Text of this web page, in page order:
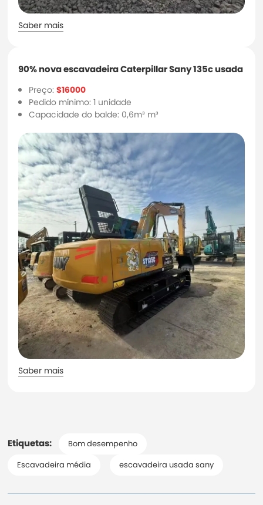
Saber mais
90% nova escavadeira Caterpillar Sany 135c usada
Preço:$16000
Pedido mínimo: 1 unidade
Capacidade do balde: 0,6m³ m³
Saber mais
Etiquetas:
Bom desempenho
Escavadeira média
escavadeira usada sany